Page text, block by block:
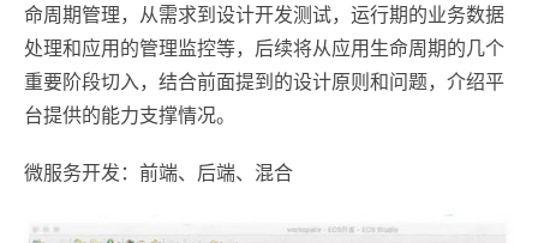
命周期管理，从需求到设计开发测试，运行期的业务数据
处理和应用的管理监控等，后续将从应用生命周期的几个
重要阶段切入，结合前面提到的设计原则和问题，介绍平
台提供的能力支撑情况。
微服务开发：前端、后端、混合